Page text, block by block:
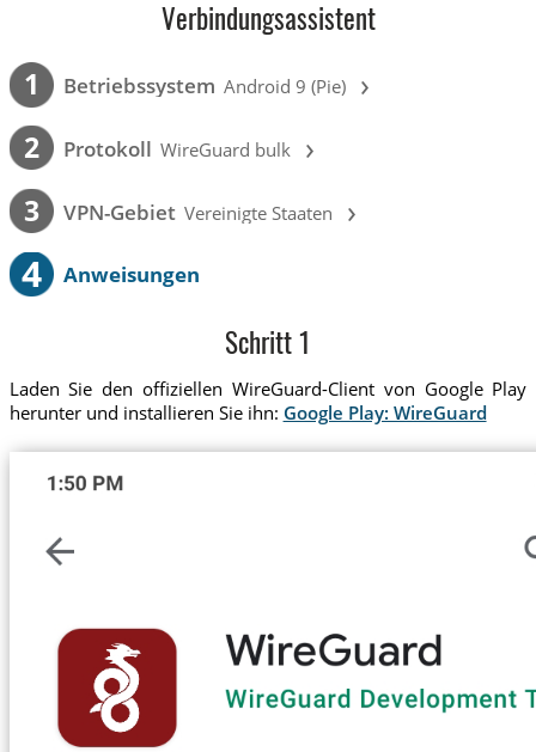
Verbindungsassistent
1 Betriebssystem Android 9 (Pie) ›
2 Protokoll WireGuard bulk ›
3 VPN-Gebiet Vereinigte Staaten ›
4 Anweisungen
Schritt 1
Laden Sie den offiziellen WireGuard-Client von Google Play
herunter und installieren Sie ihn: Google Play: WireGuard